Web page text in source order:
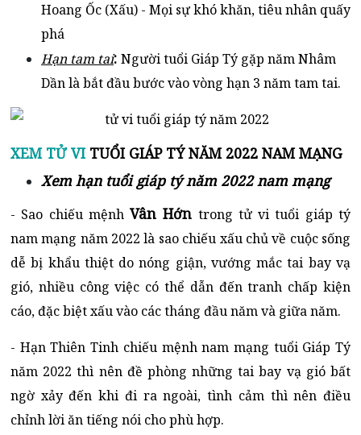
Hoang Ốc (Xấu) - Mọi sự khó khăn, tiêu nhân quấy
phá
Hạn tam tai: Người tuổi Giáp Tý gặp năm Nhâm
Dần là bắt đầu bước vào vòng hạn 3 năm tam tai.
XEM TỬ VITUỔI GIÁP TÝ NĂM 2022 NAM MẠNG
Xem hạn tuổi giáp tý năm 2022 nam mạng
- Sao chiếu mệnhVân Hớn trong tử vi tuổi giáp tý
nam mạng năm 2022 là sao chiếu xấu chủ về cuộc sống
dễ bị khẩu thiệt do nóng giận, vướng mắc tai bay vạ
gió, nhiều công việc có thể dẫn đến tranh chấp kiện
cáo, đặc biệt xấu vào các tháng đầu năm và giữa năm.
- Hạn Thiên Tinh chiếu mệnh nam mạng tuổi Giáp Tý
năm 2022 thì nên đề phòng những tai bay vạ gió bất
ngờ xảy đến khi đi ra ngoài, tình cảm thì nên điều
chỉnh lời ăn tiếng nói cho phù hợp.